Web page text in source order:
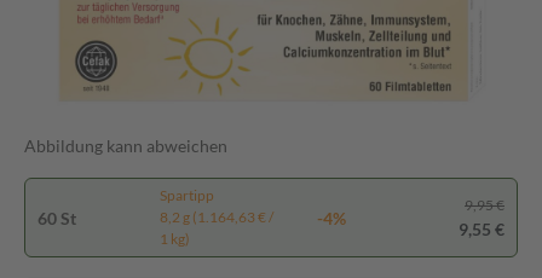
Abbildung kann abweichen
60 St
Spartipp
8,2 g (1.164,63 € /
1 kg)
-4%
9,95 €
9,55 €